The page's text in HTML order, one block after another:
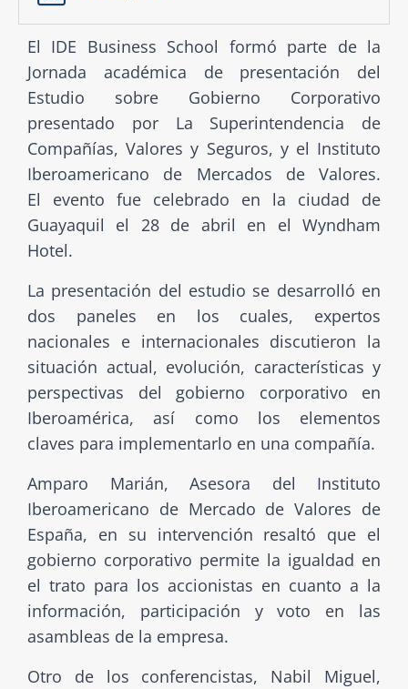
El IDE Business School formó parte de la
Jornada académica de presentación del
Estudio sobre Gobierno Corporativo
presentado por La Superintendencia de
Compañías, Valores y Seguros, y el Instituto
Iberoamericano de Mercados de Valores.
El evento fue celebrado en la ciudad de
Guayaquil el 28 de abril en el Wyndham
Hotel.
La presentación del estudio se desarrolló en
dos paneles en los cuales, expertos
nacionales e internacionales discutieron la
situación actual, evolución, características y
perspectivas del gobierno corporativo en
Iberoamérica, así como los elementos
claves para implementarlo en una compañía.
Amparo Marián, Asesora del Instituto
Iberoamericano de Mercado de Valores de
España, en su intervención resaltó que el
gobierno corporativo permite la igualdad en
el trato para los accionistas en cuanto a la
información, participación y voto en las
asambleas de la empresa.
Otro de los conferencistas, Nabil Miguel,